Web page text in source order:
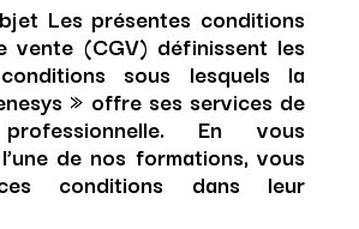
Les présentes conditions
vente (CGV) définissent les
sous lesquels la
» offre ses services de
En vous
de nos formations, vous
conditions dans leur